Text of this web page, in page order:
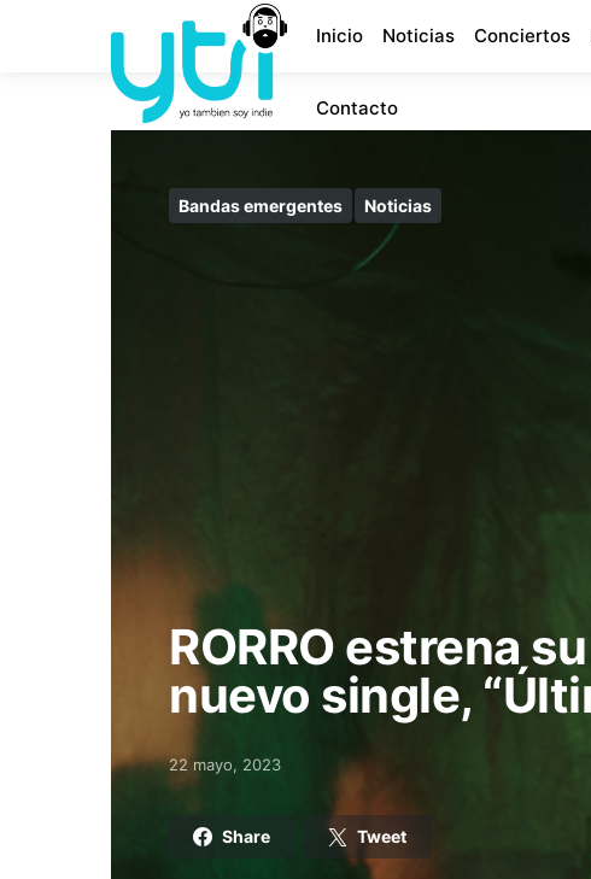
Inicio Noticias Conciertos
Contacto
Bandas emergentes Noticias
RORRO estrena
nuevo single,
Posted on
22 mayo, 2023
Share Tweet